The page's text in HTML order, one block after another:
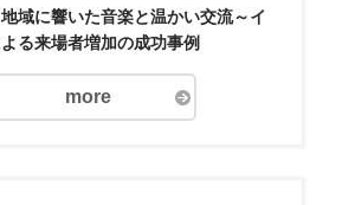
地域に響いた音楽と温かい交流～イ
る来場者増加の成功事例
more